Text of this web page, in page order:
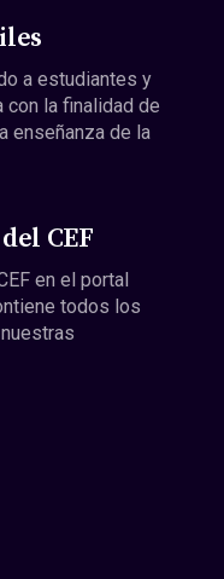
a estudiantes y
la finalidad de
enseñanza de la
CEF
en el portal
todos los